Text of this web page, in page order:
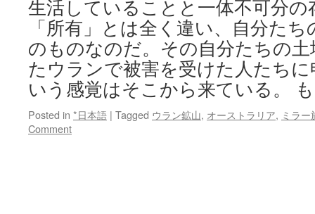
生活していることと一体不可分の
「所有」とは全く違い、自分た
のものなのだ。その自分たちの
たウランで被害を受けた人たち
いう感覚はそこから来ている。
Posted in *日本語 | Tagged ウラン鉱山, オーストラリア, ミラー
Comment